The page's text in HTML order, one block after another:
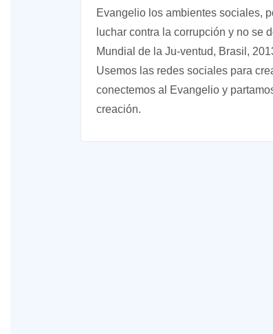
Evangelio los ambientes sociales,
luchar contra la corrupción y no se
Mundial de la Ju-ventud, Brasil,
Usemos las redes sociales para
conectemos al Evangelio y
creación.